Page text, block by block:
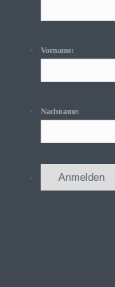
Vorname:
Nachname: